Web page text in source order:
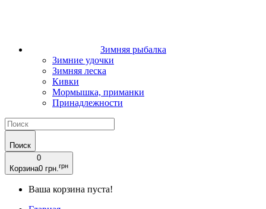
Зимняя рыбалка
Зимние удочки
Зимняя леска
Кивки
Мормышка, приманки
Принадлежности
Поиск
0
Корзина0 грн. грн
Ваша корзина пуста!